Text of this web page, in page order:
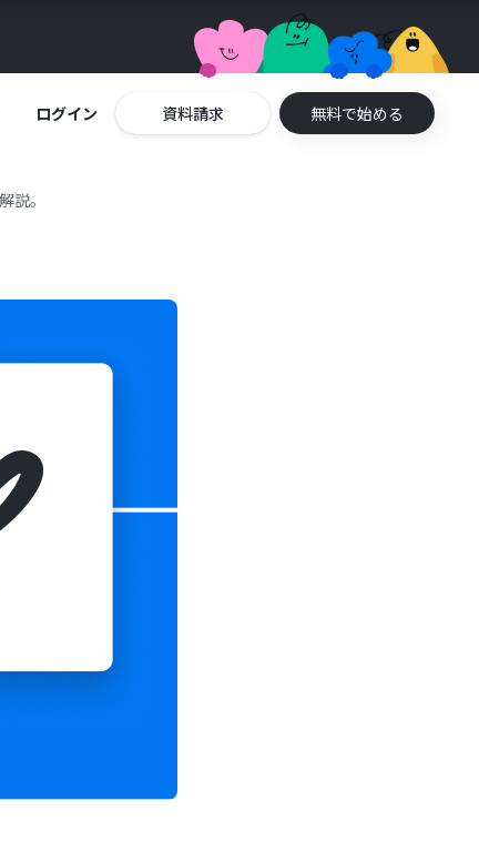
ログイン 資料請求 無料で始める
説。